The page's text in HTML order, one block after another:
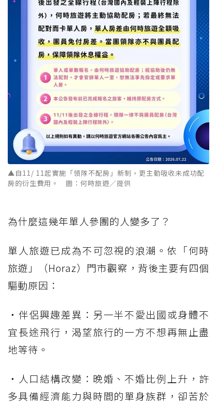
▲自11/ 11起實施「領隊不配房」新制，更主動吸收未成功配
房的衍生費用。 圖：何時旅遊／提供
為什麼這幾年單人參團的人變多了？
單人旅遊已成為不可忽視的浪潮。依「何時
旅遊」（Horaz）門市觀察，背後主要有四個
驅動原因：
・伴侶興趣差異：另一半不愛出國或身體不
宜長途飛行，渴望旅行的一方不想再無止盡
地等待。
・人口結構改變：晚婚、不婚比例上升，許
多具備經濟能力與時間的單身族群，卻苦於